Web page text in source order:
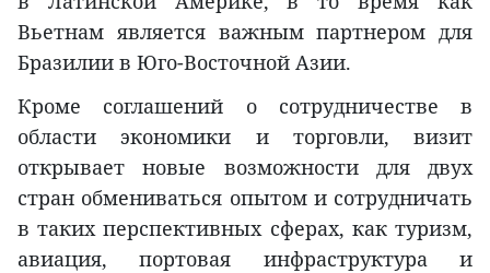
Вьетнам является важным партнером для
Бразилии в Юго-Восточной Азии.
Кроме соглашений о сотрудничестве в
области экономики и торговли, визит
открывает новые возможности для двух
стран обмениваться опытом и сотрудничать
в таких перспективных сферах, как туризм,
авиация, портовая инфраструктура и